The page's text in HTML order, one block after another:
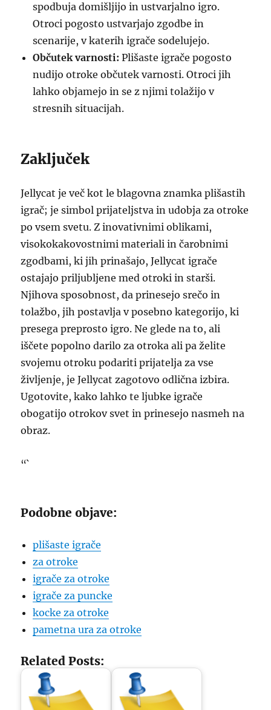
spodbuja domišljijo in ustvarjalno igro.
Otroci pogosto ustvarjajo zgodbe in
scenarije, v katerih igrače sodelujejo.
Občutek varnosti: Plišaste igrače pogosto
nudijo otroke občutek varnosti. Otroci jih
lahko objamejo in se z njimi tolažijo v
stresnih situacijah.
Zaključek
Jellycat je več kot le blagovna znamka plišastih
igrač; je simbol prijateljstva in udobja za otroke
po vsem svetu. Z inovativnimi oblikami,
visokokakovostnimi materiali in čarobnimi
zgodbami, ki jih prinašajo, Jellycat igrače
ostajajo priljubljene med otroki in starši.
Njihova sposobnost, da prinesejo srečo in
tolažbo, jih postavlja v posebno kategorijo, ki
presega preprosto igro. Ne glede na to, ali
iščete popolno darilo za otroka ali pa želite
svojemu otroku podariti prijatelja za vse
življenje, je Jellycat zagotovo odlična izbira.
Ugotovite, kako lahko te ljubke igrače
obogatijo otrokov svet in prinesejo nasmeh na
obraz.
“`
Podobne objave:
plišaste igrače
za otroke
igrače za otroke
igrače za puncke
kocke za otroke
pametna ura za otroke
Related Posts: